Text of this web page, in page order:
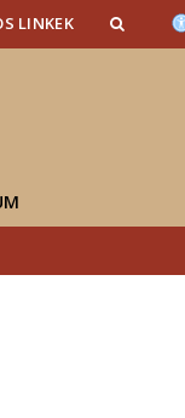
LINKEK